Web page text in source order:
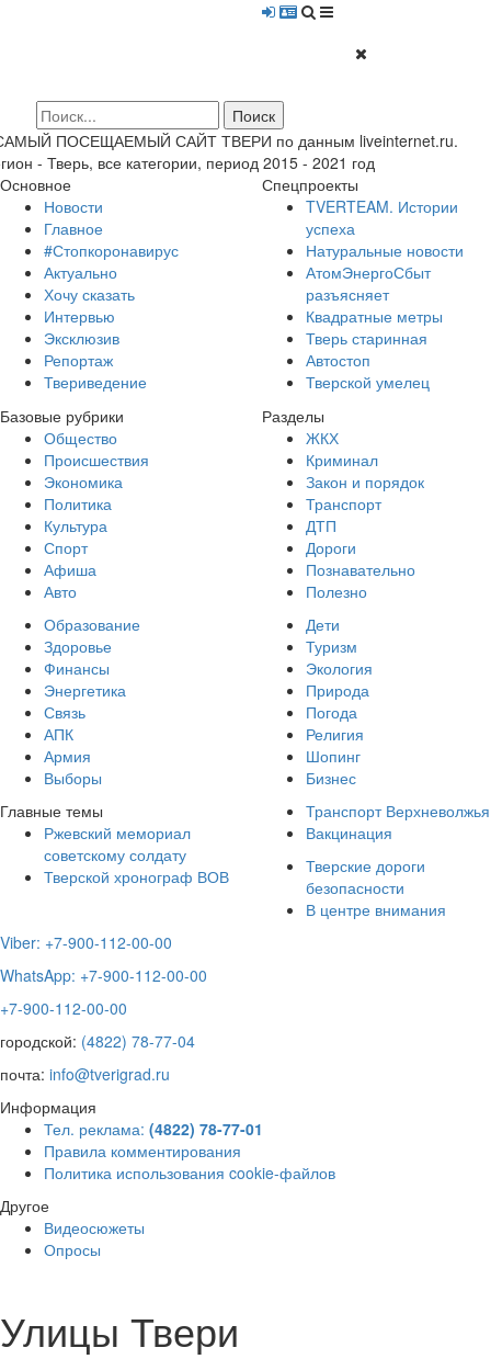
ПОСЕЩАЕМЫЙ САЙТ ТВЕРИ по данным liveinternet.ru.
- Тверь, все категории, период 2015 - 2021 год
Основное
Новости
Главное
#Стопкоронавирус
Актуально
Хочу сказать
Интервью
Эксклюзив
Репортаж
Твериведение
Спецпроекты
TVERTEAM. Истории
успеха
Натуральные новости
АтомЭнергоСбыт
разъясняет
Квадратные метры
Тверь старинная
Автостоп
Тверской умелец
Базовые рубрики
Общество
Происшествия
Экономика
Политика
Культура
Спорт
Афиша
Авто
Разделы
ЖКХ
Криминал
Закон и порядок
Транспорт
ДТП
Дороги
Познавательно
Полезно
Образование
Здоровье
Финансы
Энергетика
Связь
АПК
Армия
Выборы
Дети
Туризм
Экология
Природа
Погода
Религия
Шопинг
Бизнес
Главные темы
Ржевский мемориал
советскому солдату
Тверской хронограф ВОВ
Транспорт Верхневолжья
Вакцинация
Тверские дороги
безопасности
В центре внимания
Viber: +7-900-112-00-00
WhatsApp: +7-900-112-00-00
+7-900-112-00-00
городской: (4822) 78-77-04
почта: info@tverigrad.ru
Информация
Тел. реклама: (4822) 78-77-01
Правила комментирования
Политика использования cookie-файлов
Другое
Видеосюжеты
Опросы
Улицы Твери